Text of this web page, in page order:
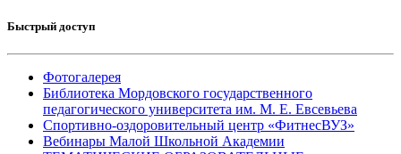
Быстрый доступ
Фотогалерея
Библиотека Мордовского государственного
педагогического университета им. М. Е. Евсевьева
Спортивно-оздоровительный центр «ФитнесВУЗ»
Вебинары Малой Школьной Академии